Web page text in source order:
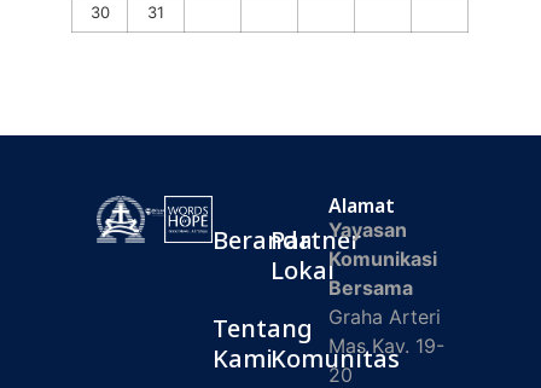
30
31
Beranda
Tentang
Kami
Partner
Lokal
Komunitas
Alamat
Yayasan
Komunikasi
Bersama
Graha Arteri
Mas Kav. 19-
20